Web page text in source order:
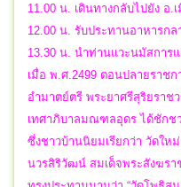
11.00 น. เดินทางกลับไปยัง อ.เ
12.00 น. รับประทานอาหารก
13.30 น. นำท่านแวะนมัสการ
เมื่อ พ.ศ.2499 ตอนปลายราช
อำมาตย์ตรี พระยาศรีสุริยราช
เทศาภิบาลมณฑลอุดร ได้ชักช
ซึ่งชาวบ้านนิยมเรียกว่า วัดให
นวรสิริวัฒน์ สมเด็จพระสังฆร